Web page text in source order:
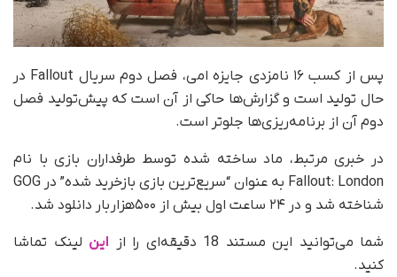
پس از کسب ۱۶ نامزدی جایزه امی، فصل دوم سریال Fallout در
حال تولید است و گزارش‌ها حاکی از آن است که پیش‌تولید فصل
دوم آن از برنامه‌ریزی‌ها جلوتر است.
در خبری مرتبط، ماد ساخته شده توسط طرفداران بازی با نام
Fallout: London
به عنوان “سریع‌ترین بازی بازخرید شده” در GOG
شناخته شد و در ۲۴ ساعت اول بیش از ۵۰۰هزار بار دانلود شد.
شما می‌توانید این مستند 18 دقیقه‌ای را از این لینک تماشا
کنید.